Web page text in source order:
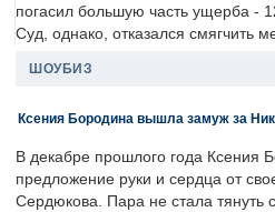
погасил большую часть ущерба -
Суд, однако, отказался смягчить
ШОУБИЗ
Ксения Бородина вышла замуж за
В декабре прошлого года Ксения
предложение руки и сердца от
Сердюкова. Пара не стала